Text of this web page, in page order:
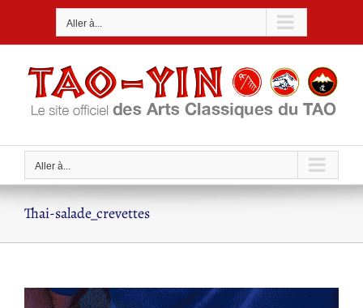
Aller à...
Aller à...
Thai-salade_crevettes